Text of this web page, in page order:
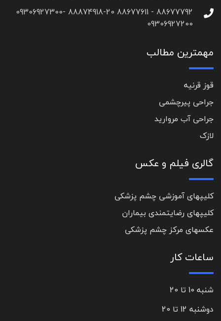
88677792 - 88677611 88874918-20 09306927300-
09306927200
مهمترین مطالب
قوز قرنیه
جراحی پیرچشمی
جراحی آب مروارید
لازک
گالری فیلم و عکس
کلیپهای آموزشی چشم پزشکی
کلیپهای رضایتمندی بیماران
عکسهای مرکز چشم پزشکی
ساعات کار
شنبه 10 تا 20
دوشنبه 12 تا 20